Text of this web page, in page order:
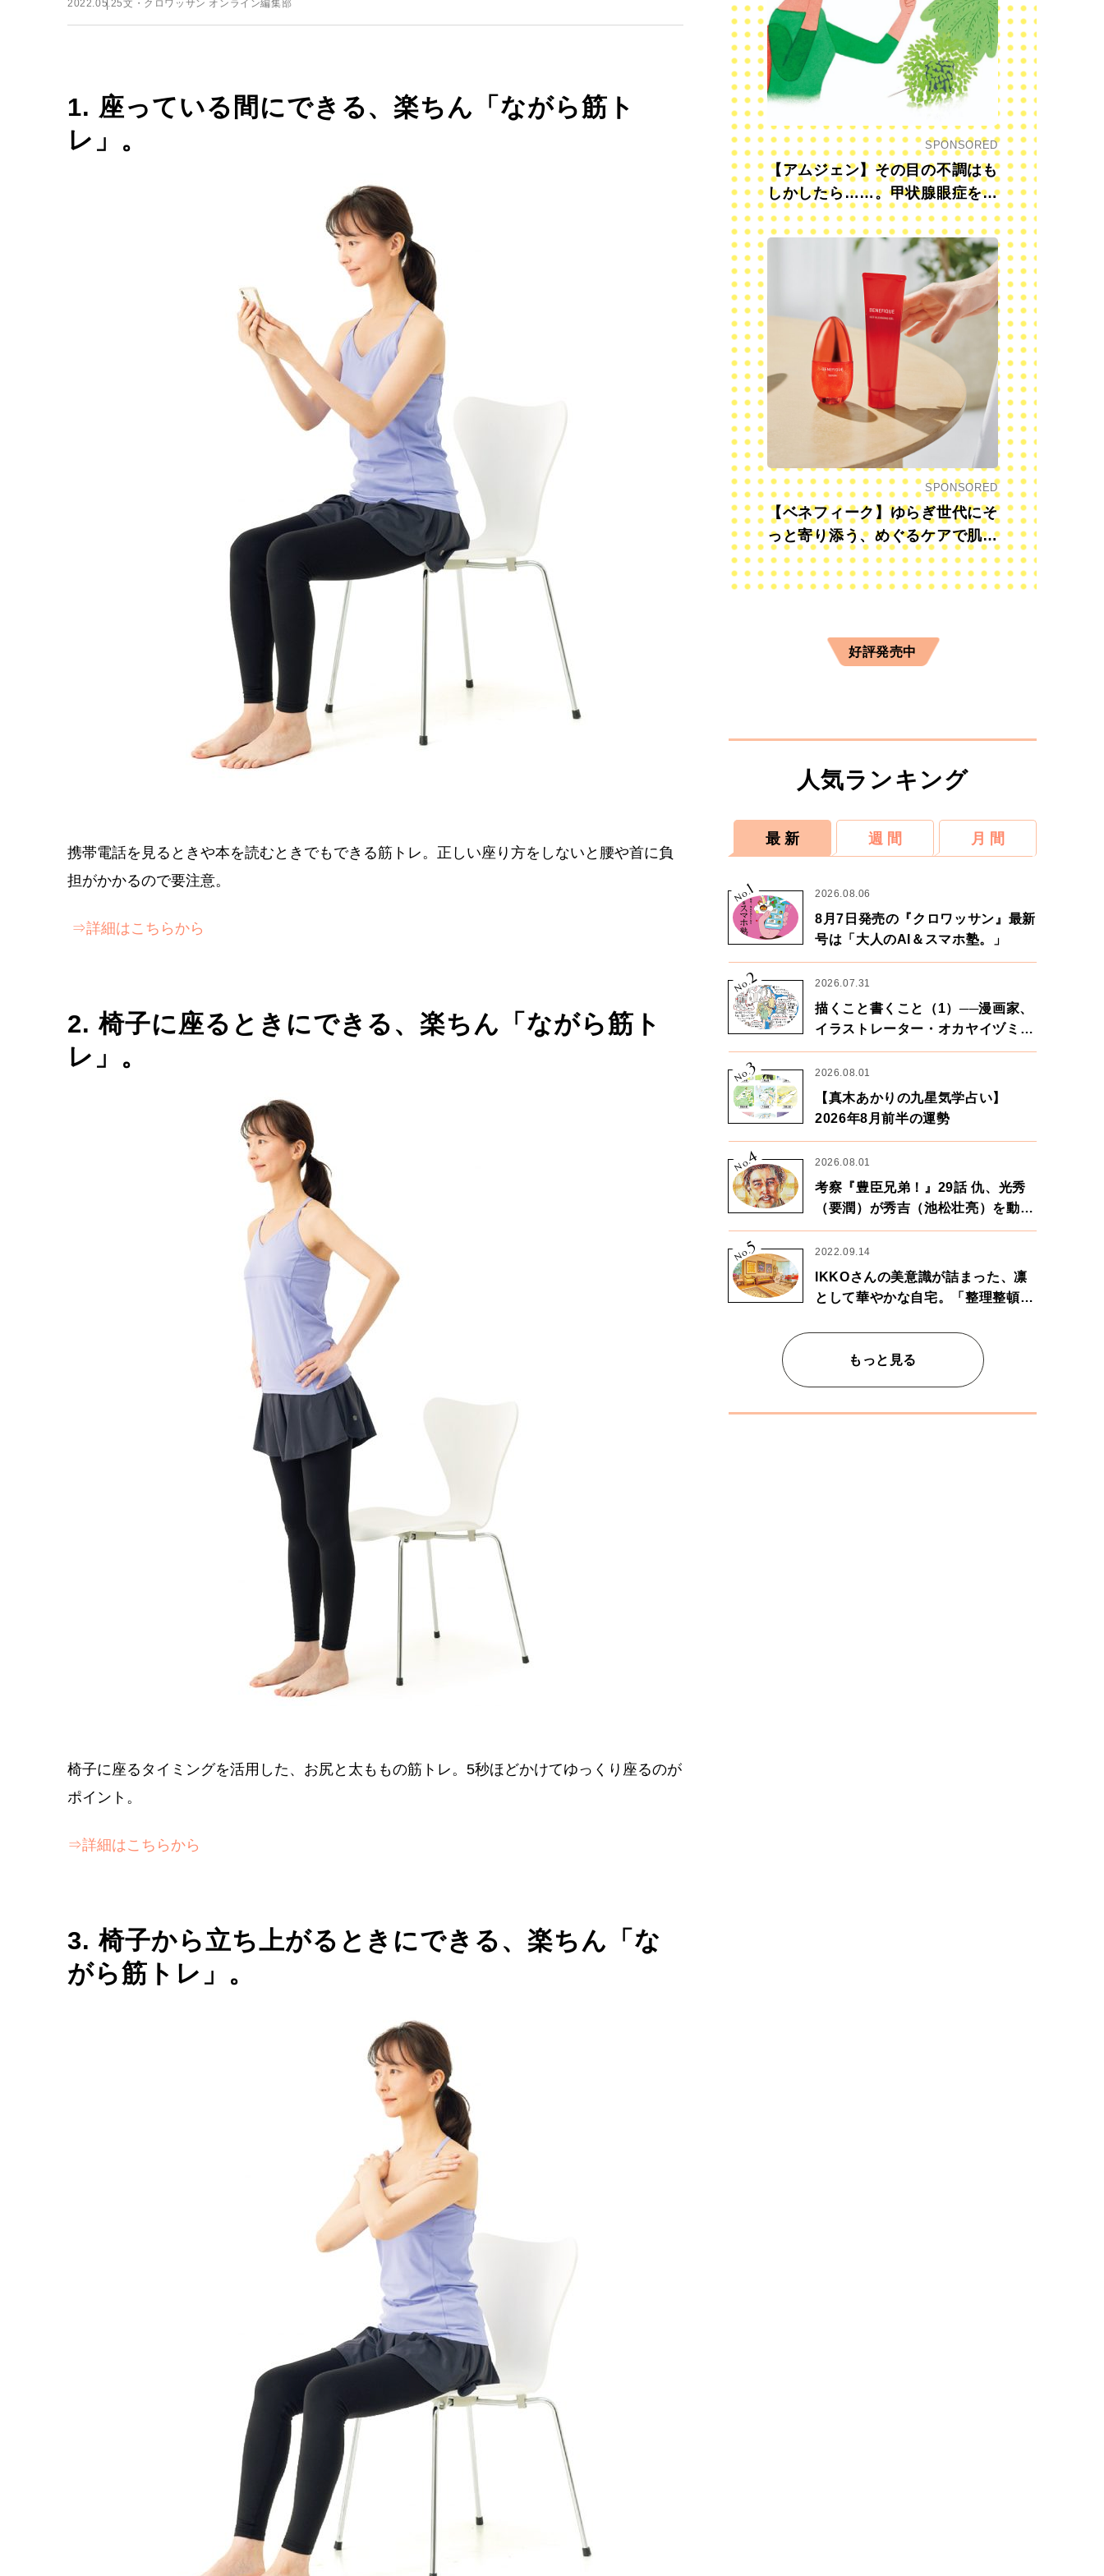
2022.05.25文・クロワッサン オンライン編集部
1. 座っている間にできる、楽ちん「ながら筋ト
レ」。
携帯電話を見るときや本を読むときでもできる筋トレ。正しい座り方をしないと腰や首に負
担がかかるので要注意。
⇒詳細はこちらから
2. 椅子に座るときにできる、楽ちん「ながら筋ト
レ」。
椅子に座るタイミングを活用した、お尻と太ももの筋トレ。5秒ほどかけてゆっくり座るのが
ポイント。
⇒詳細はこちらから
3. 椅子から立ち上がるときにできる、楽ちん「な
がら筋トレ」。
SPONSORED
【アムジェン】その目の不調はも
しかしたら……。甲状腺眼症を知
っていますか？
SPONSORED
【ベネフィーク】ゆらぎ世代にそ
っと寄り添う、めぐるケアで肌も
心も前向きに
好評発売中
人気ランキング
最 新 週 間 月 間
No.
1 2026.08.06
8月7日発売の『クロワッサン』最新
号は「大人のAI＆スマホ塾。」
No.2 2026.07.31
描くこと書くこと（1）──漫画家、
イラストレーター・オカヤイヅミさ
ん×漫画家・鶴谷香央理さん
No.
3 2026.08.01
【真木あかりの九星気学占い】
2026年8月前半の運勢
No.
4 2026.08.01
考察『豊臣兄弟！』29話 仇、光秀
（要潤）が秀吉（池松壮亮）を動か
す。天下に向けた兄弟の分岐点。
No.
5 2022.09.14
IKKOさんの美意識が詰まった、凛
として華やかな自宅。「整理整頓は
もっと見る